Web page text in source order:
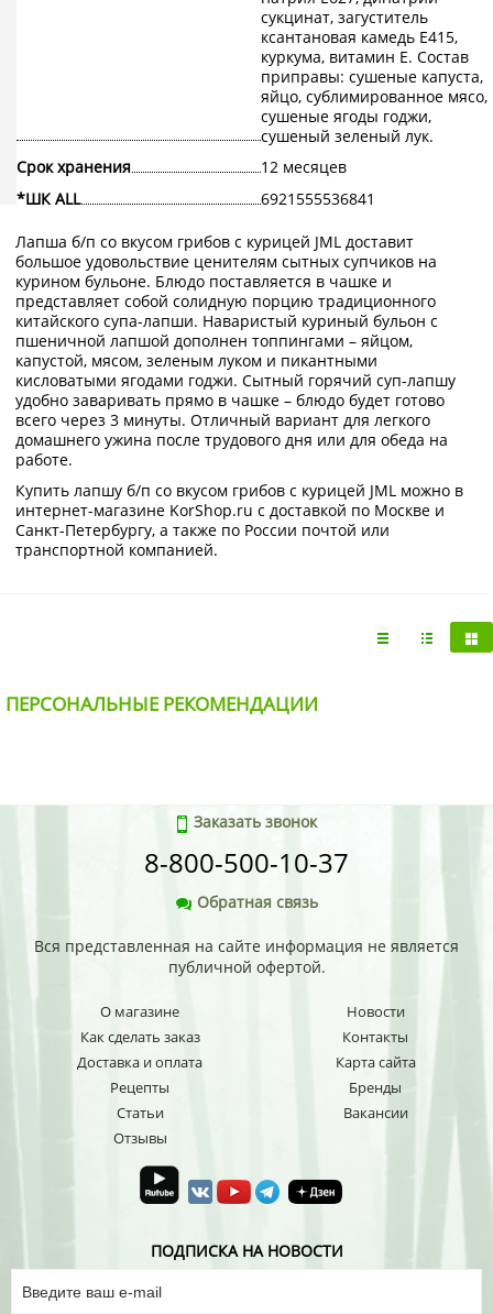
сукцинат, загуститель
ксантановая камедь Е415,
куркума, витамин Е. Состав
приправы: сушеные капуста,
яйцо, сублимированное мясо,
сушеные ягоды годжи,
сушеный зеленый лук.
Срок хранения
12 месяцев
*ШК ALL
6921555536841
Лапша б/п со вкусом грибов с курицей JML доставит
большое удовольствие ценителям сытных супчиков на
курином бульоне. Блюдо поставляется в чашке и
представляет собой солидную порцию традиционного
китайского супа-лапши. Наваристый куриный бульон с
пшеничной лапшой дополнен топпингами – яйцом,
капустой, мясом, зеленым луком и пикантными
кисловатыми ягодами годжи. Сытный горячий суп-лапшу
удобно заваривать прямо в чашке – блюдо будет готово
всего через 3 минуты. Отличный вариант для легкого
домашнего ужина после трудового дня или для обеда на
работе.
Купить лапшу б/п со вкусом грибов с курицей JML можно в
интернет-магазине KorShop.ru с доставкой по Москве и
Санкт-Петербургу, а также по России почтой или
транспортной компанией.
ПЕРСОНАЛЬНЫЕ РЕКОМЕНДАЦИИ
Заказать звонок
8-800-500-10-37
Обратная связь
Вся представленная на сайте информация не является
публичной офертой.
О магазине
Как сделать заказ
Доставка и оплата
Рецепты
Статьи
Отзывы
Новости
Контакты
Карта сайта
Бренды
Вакансии
ПОДПИСКА НА НОВОСТИ